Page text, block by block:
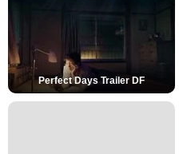
Perfect Days Trailer DF